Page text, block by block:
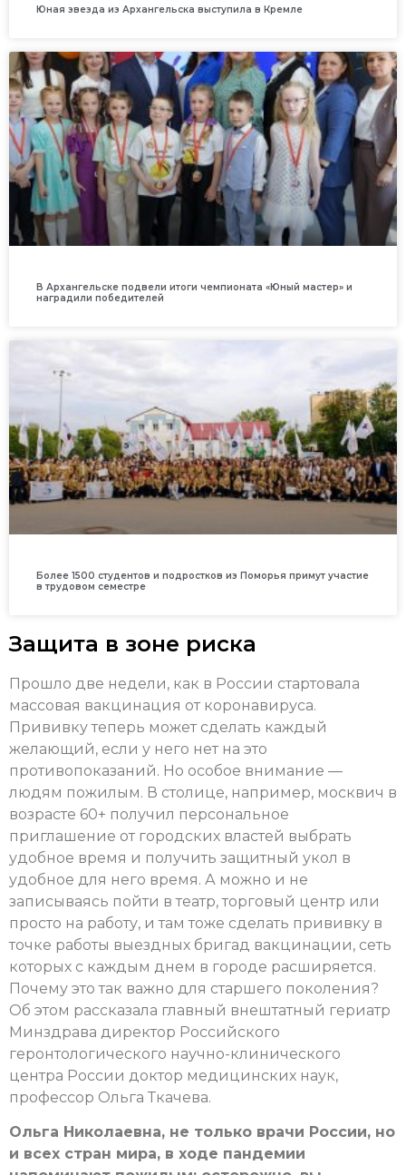
Юная звезда из Архангельска выступила в Кремле
В Архангельске подвели итоги чемпионата «Юный мастер» и
наградили победителей
Более 1500 студентов и подростков из Поморья примут участие
в трудовом семестре
Защита в зоне риска
Прошло две недели, как в России стартовала
массовая вакцинация от коронавируса.
Прививку теперь может сделать каждый
желающий, если у него нет на это
противопоказаний. Но особое внимание —
людям пожилым. В столице, например, москвич в
возрасте 60+ получил персональное
приглашение от городских властей выбрать
удобное время и получить защитный укол в
удобное для него время. А можно и не
записываясь пойти в театр, торговый центр или
просто на работу, и там тоже сделать прививку в
точке работы выездных бригад вакцинации, сеть
которых с каждым днем в городе расширяется.
Почему это так важно для старшего поколения?
Об этом рассказала главный внештатный гериатр
Минздрава директор Российского
геронтологического научно-клинического
центра России доктор медицинских наук,
профессор Ольга Ткачева.
Ольга Николаевна, не только врачи России, но
и всех стран мира, в ходе пандемии